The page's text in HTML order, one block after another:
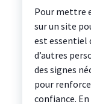
Pour mettre
sur un site
est essentiel
d’autres
des signes
pour
confiance.